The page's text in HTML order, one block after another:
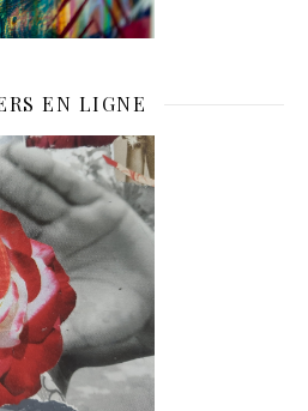
EN LIGNE